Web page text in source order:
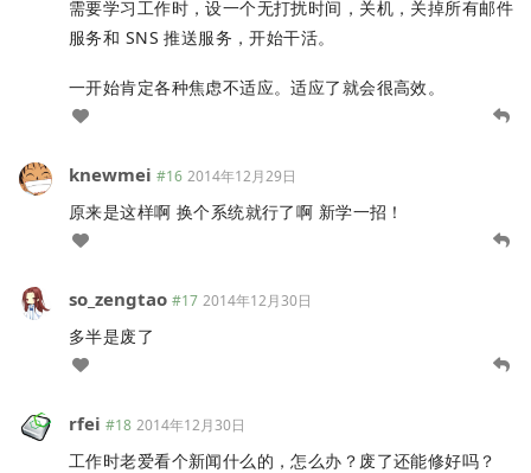
需要学习工作时，设一个无打扰时间，关机，关掉所有邮件
服务和 SNS 推送服务，开始干活。
一开始肯定各种焦虑不适应。适应了就会很高效。
knewmei #16 2014年12月29日
原来是这样啊 换个系统就行了啊 新学一招！
so_zengtao #17 2014年12月30日
多半是废了
rfei #18 2014年12月30日
工作时老爱看个新闻什么的，怎么办？废了还能修好吗？